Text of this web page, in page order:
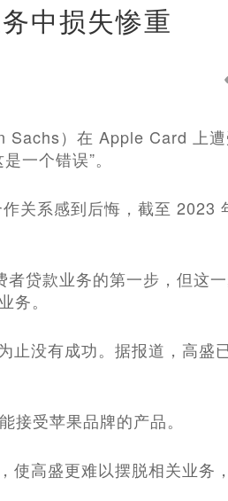
中损失惨重
）在 Apple Card 上
一个错误”。
关系感到后悔，截至 2023
贷款业务的第一步，但这
。
没有成功。据报道，高盛
受苹果品牌的产品。
高盛更难以摆脱相关业务